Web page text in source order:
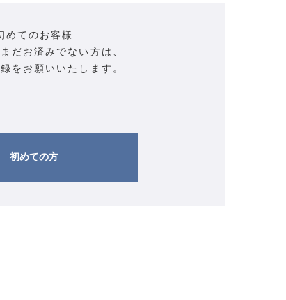
めてのお客様
だお済みでない方は、
をお願いいたします。
初めての方